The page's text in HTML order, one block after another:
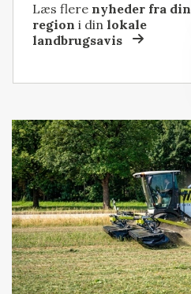
Læs flere nyheder fra din
region i dinlokale
landbrugsavis